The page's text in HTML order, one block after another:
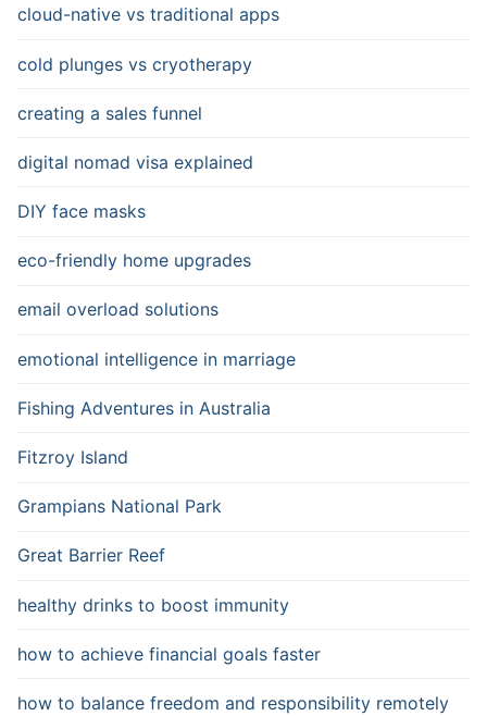
cloud-native vs traditional apps
cold plunges vs cryotherapy
creating a sales funnel
digital nomad visa explained
DIY face masks
eco-friendly home upgrades
email overload solutions
emotional intelligence in marriage
Fishing Adventures in Australia
Fitzroy Island
Grampians National Park
Great Barrier Reef
healthy drinks to boost immunity
how to achieve financial goals faster
how to balance freedom and responsibility remotely